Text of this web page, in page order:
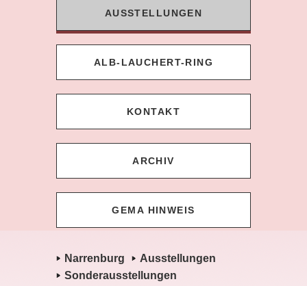
AUSSTELLUNGEN
ALB-LAUCHERT-RING
KONTAKT
ARCHIV
GEMA HINWEIS
Narrenburg
Ausstellungen
Sonderausstellungen